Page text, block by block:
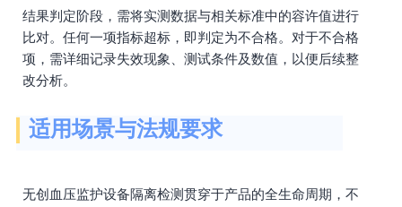
结果判定阶段，需将实测数据与相关标准中的容许值进行
比对。任何一项指标超标，即判定为不合格。对于不合格
项，需详细记录失效现象、测试条件及数值，以便后续整
改分析。
适用场景与法规要求
无创血压监护设备隔离检测贯穿于产品的全生命周期，不